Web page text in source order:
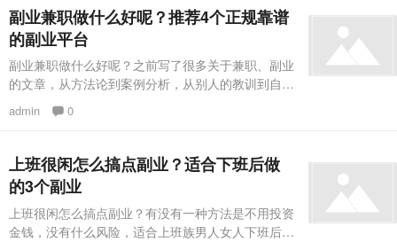
绘本阅读指导师。不仅开了付费打卡群，组织了几场
沙龙，还开始着手打造自己的IP了。我们几个听的
人，真是张大了嘴巴。绘本阅读，如今每个家里有小
朋友的爸妈估计都接触过。我们
副业兼职做什么好呢？推荐4个正规靠谱
的副业平台
副业兼职做什么好呢？之前写了很多关于兼职、副业
的文章，从方法论到案例分析，从别人的教训到自己
的经验，可惜日常收到最多的问题还是：“我真的不
知道做什么副业才好！觉得很迷茫！”有这个困扰的
什么才好；一种觉得这也好，那也好，不知道哪个才
是最适合自己，最后时间都花在想想上，行动不存
在。我刚开始做副业的时候，也有类似的困扰。我也
不知道做什么副业才好，做什么副业才
admin 0
上班很闲怎么搞点副业？适合下班后做
的3个副业
上班很闲怎么搞点副业？有没有一种方法是不用投资
金钱，没有什么风险，适合上班族男人女人下班后干